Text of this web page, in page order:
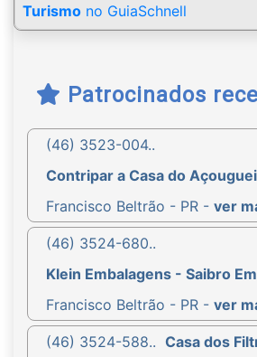
Turismo no GuiaSchnell
Patrocinados
(46) 3523-004..
Contripar a Casa do
Francisco Beltrão - PR - ver
(46) 3524-680..
Klein Embalagens - Saibro
Francisco Beltrão - PR - ver
(46) 3524-588.. Casa dos